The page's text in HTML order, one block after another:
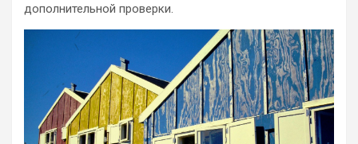
дополнительной проверки.